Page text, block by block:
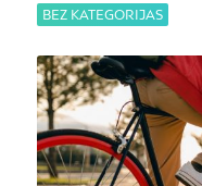
BEZ KATEGORIJAS